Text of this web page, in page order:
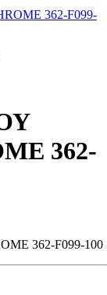
362-
362-F099-100